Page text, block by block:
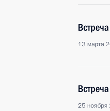
13 марта
25 ноября